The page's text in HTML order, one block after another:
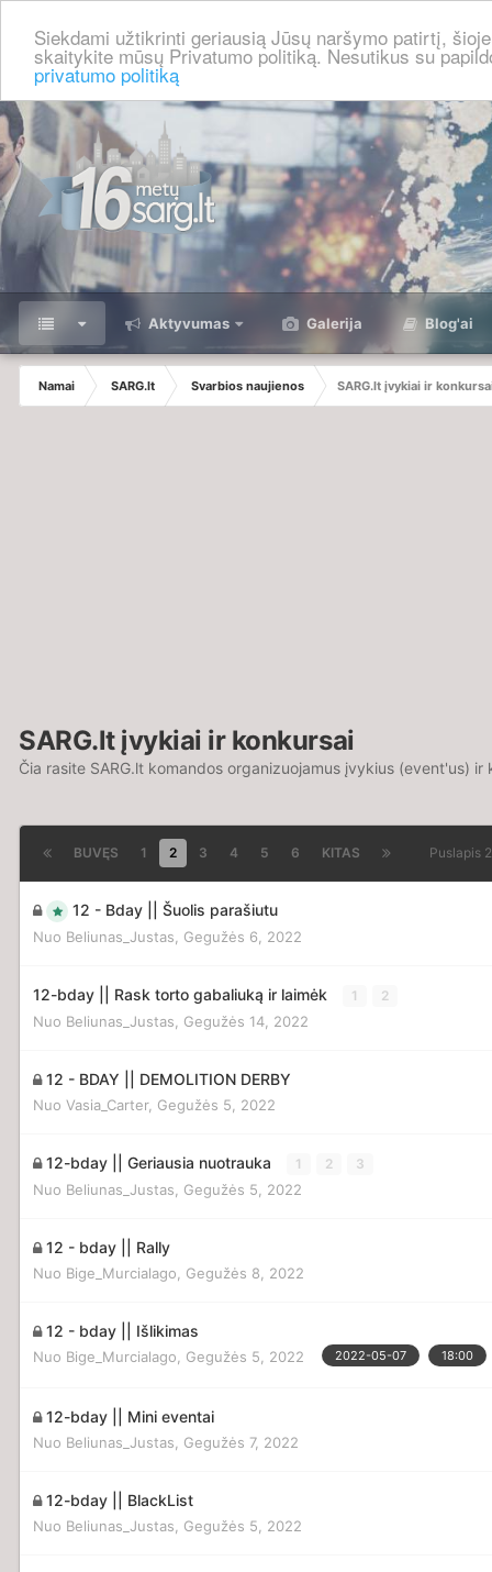
Siekdami užtikrinti geriausią Jūsų naršymo patirtį,
skaitykite mūsų Privatumo politiką. Nesutikus su
privatumo politiką
Aktyvumas Galerija Blog'ai
Namai SARG.lt Svarbios naujienos SARG.lt įvykiai ir
SARG.lt įvykiai ir konkursai
Čia rasite SARG.lt komandos organizuojamus įvykius (event'us) ir
BUVĘS 1 2 3 4 5 6 KITAS Puslapis
12 - Bday || Šuolis parašiutu
Nuo Beliunas_Justas Gegužės 6, 2022
12-bday || Rask torto gabaliuką ir laimėk 1 2
Nuo Beliunas_Justas Gegužės 14, 2022
12 - BDAY || DEMOLITION DERBY
Nuo Vasia_Carter, Gegužės 5, 2022
12-bday || Geriausia nuotrauka 1 2 3
Nuo Beliunas_Justas Gegužės 5, 2022
12 - bday || Rally
Nuo Bige_Murcialago Gegužės 8, 2022
12 - bday || Išlikimas
Nuo Bige_Murcialago Gegužės 5, 2022 2022-05-07 18:00
12-bday || Mini eventai
Nuo Beliunas_Justas Gegužės 7, 2022
12-bday || BlackList
Nuo Beliunas_Justas Gegužės 5, 2022